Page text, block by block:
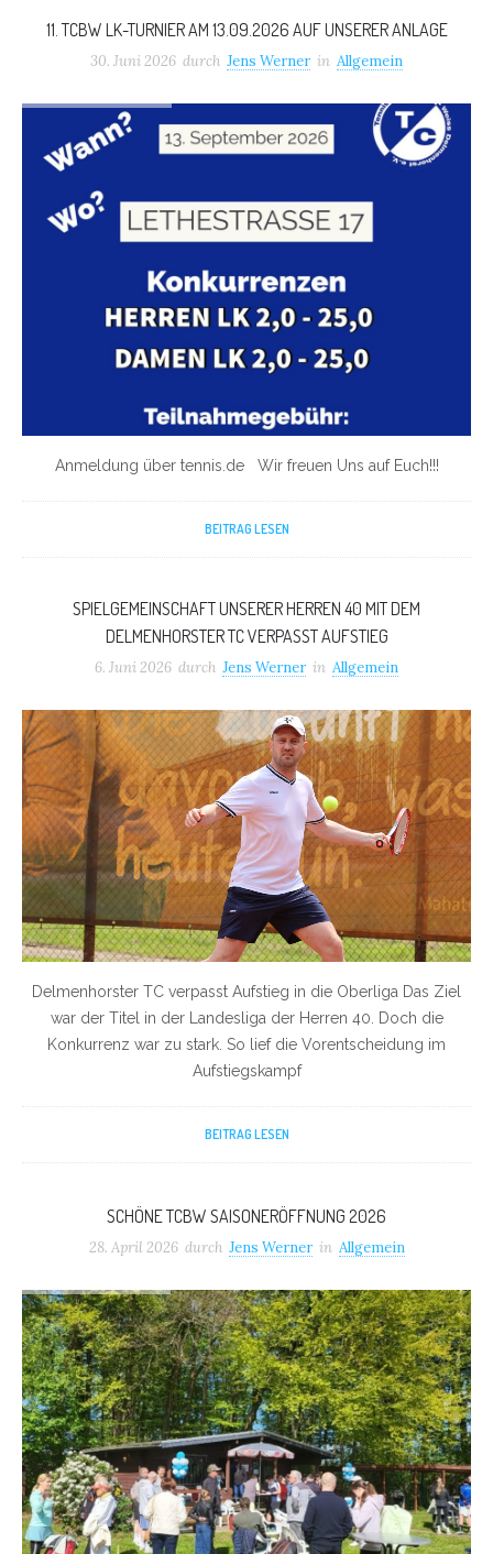
11. TCBW LK-TURNIER AM 13.09.2026 AUF UNSERER ANLAGE
30. Juni 2026 durch Jens Werner in Allgemein
Anmeldung über tennis.de Wir freuen Uns auf Euch!!!
BEITRAG LESEN
SPIELGEMEINSCHAFT UNSERER HERREN 40 MIT DEM
DELMENHORSTER TC VERPASST AUFSTIEG
6. Juni 2026 durch Jens Werner in Allgemein
Delmenhorster TC verpasst Aufstieg in die Oberliga Das Ziel
war der Titel in der Landesliga der Herren 40. Doch die
Konkurrenz war zu stark. So lief die Vorentscheidung im
Aufstiegskampf
BEITRAG LESEN
SCHÖNE TCBW SAISONERÖFFNUNG 2026
28. April 2026 durch Jens Werner in Allgemein